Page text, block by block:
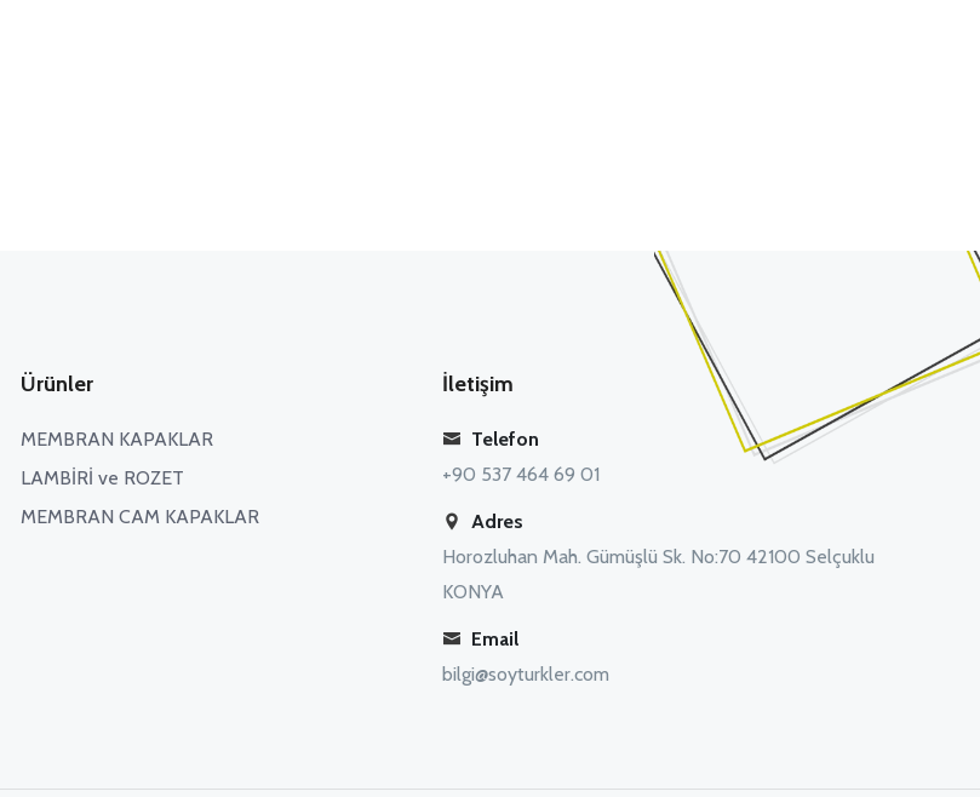
Ürünler
MEMBRAN KAPAKLAR
LAMBİRİ ve ROZET
MEMBRAN CAM KAPAKLAR
İletişim
Telefon
+90 537 464 69 01
Adres
Horozluhan Mah. Gümüşlü Sk. No:70 42100 Selçuklu
KONYA
Email
bilgi@soyturkler.com